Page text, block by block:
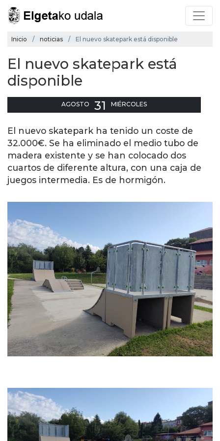
Inicio noticias El nuevo skatepark está disponible
El nuevo skatepark está
disponible
AGOSTO 31 MIÉRCOLES
El nuevo skatepark ha tenido un coste de
32.000€. Se ha eliminado el medio tubo de
madera existente y se han colocado dos
cuartos de diferente altura, con una caja de
juegos intermedia. Es de hormigón.